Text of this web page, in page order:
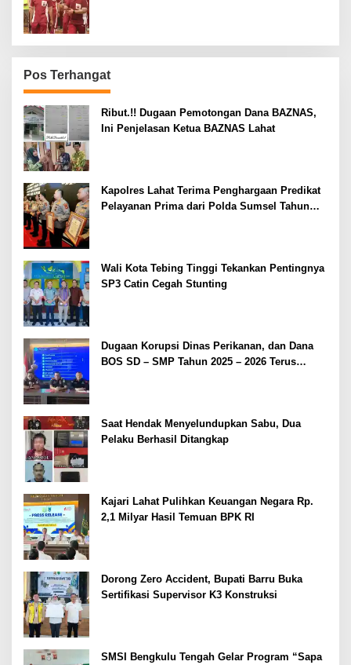
Pos Terhangat
Ribut.!! Dugaan Pemotongan Dana BAZNAS,
Ini Penjelasan Ketua BAZNAS Lahat
Kapolres Lahat Terima Penghargaan Predikat
Pelayanan Prima dari Polda Sumsel Tahun
Wali Kota Tebing Tinggi Tekankan Pentingnya
SP3 Catin Cegah Stunting
Dugaan Korupsi Dinas Perikanan, dan Dana
BOS SD – SMP Tahun 2025 – 2026 Terus
Saat Hendak Menyelundupkan Sabu, Dua
Pelaku Berhasil Ditangkap
Kajari Lahat Pulihkan Keuangan Negara Rp.
2,1 Milyar Hasil Temuan BPK RI
Dorong Zero Accident, Bupati Barru Buka
Sertifikasi Supervisor K3 Konstruksi
SMSI Bengkulu Tengah Gelar Program “Sapa